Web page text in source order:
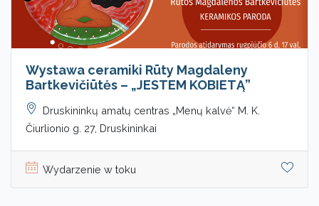
Wystawa ceramiki Rūty Magdaleny
Bartkevičiūtės – „JESTEM KOBIETĄ”
Druskininkų amatų centras „Menų kalvė“ M. K.
Čiurlionio g. 27, Druskininkai
Wydarzenie w toku